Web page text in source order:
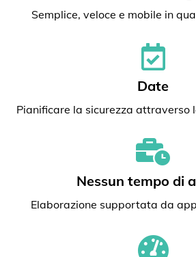
Semplice, veloce e mobile in
Date
Pianificare la sicurezza attraverso
Nessun tempo di
Elaborazione supportata da